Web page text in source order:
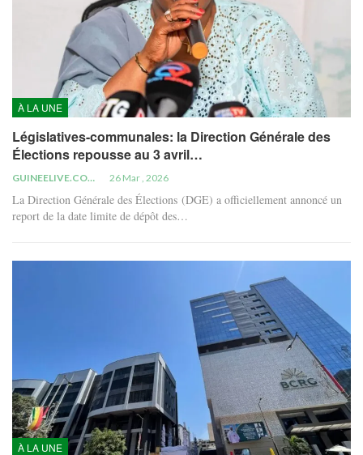
À LA UNE
Législatives-communales: la Direction Générale des
Élections repousse au 3 avril…
GUINEELIVE.COM 26 Mar , 2026
La Direction Générale des Élections (DGE) a officiellement annoncé un
report de la date limite de dépôt des…
À LA UNE